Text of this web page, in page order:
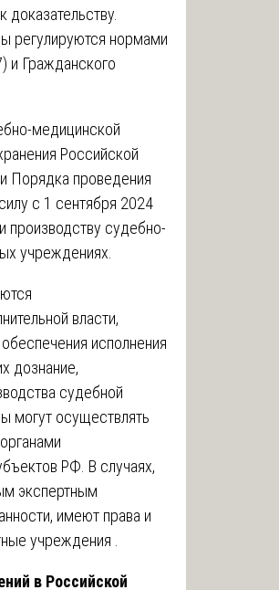
доказательству.
регулируются нормами
и Гражданского
медицинской
Российской
Порядка проведения
с 1 сентября 2024
производству судебно-
учреждениях.
власти,
исполнения
дознание,
судебной
могут осуществлять
РФ. В случаях,
экспертным
имеют права и
учреждения .
в Российской